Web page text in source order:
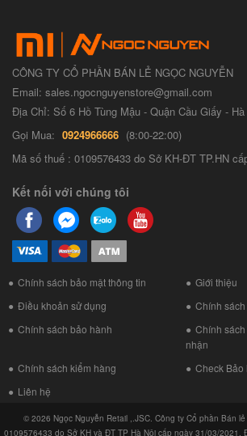
CÔNG TY CỔ PHẦN BÁN LẺ NGỌC NGUYỄN
Email: sales.ngocnguyenstore@gmail.com
Địa Chỉ: Số 6 Hồ Tùng Mậu - Quận Cầu Giấy - Hà
Gọi Mua: 0924966666 (8:00-22:00)
Mã số thuế : 0109576433 do Sở KH-ĐT TP.HN
Kết nối với chúng tôi
Chính sách bảo mật thông tin
Giới thiệu
Điều khoản sử dụng
Chính
Chính sách bảo hành
Chính
nhận
Chính sách kiểm hàng
Check Bảo
Liên hệ
© 2026 Ngọc Nguyễn Retail ,.JSC. Công ty Cổ phần Bán
0109576433 do Sở KH và ĐT TP Hà Nội cấp ngày 31/03/2021.